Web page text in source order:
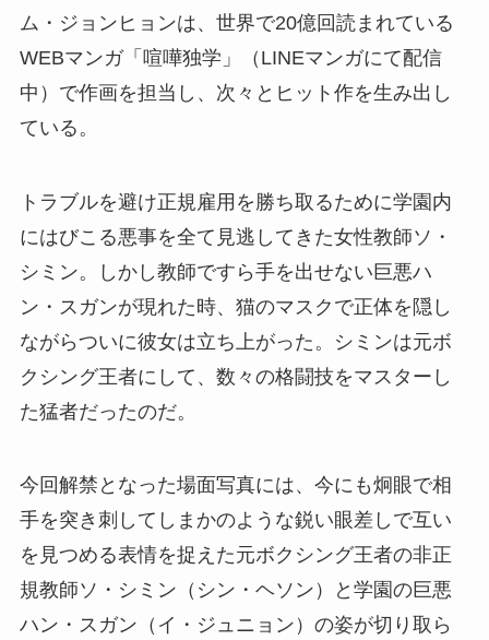
ム・ジョンヒョンは、世界で20億回読まれている
WEBマンガ「喧嘩独学」（LINEマンガにて配信
中）で作画を担当し、次々とヒット作を生み出し
ている。
トラブルを避け正規雇用を勝ち取るために学園内
にはびこる悪事を全て見逃してきた女性教師ソ・
シミン。しかし教師ですら手を出せない巨悪ハ
ン・スガンが現れた時、猫のマスクで正体を隠し
ながらついに彼女は立ち上がった。シミンは元ボ
クシング王者にして、数々の格闘技をマスターし
た猛者だったのだ。
今回解禁となった場面写真には、今にも炯眼で相
手を突き刺してしまかのような鋭い眼差しで互い
を見つめる表情を捉えた元ボクシング王者の非正
規教師ソ・シミン（シン・ヘソン）と学園の巨悪
ハン・スガン（イ・ジュニョン）の姿が切り取ら